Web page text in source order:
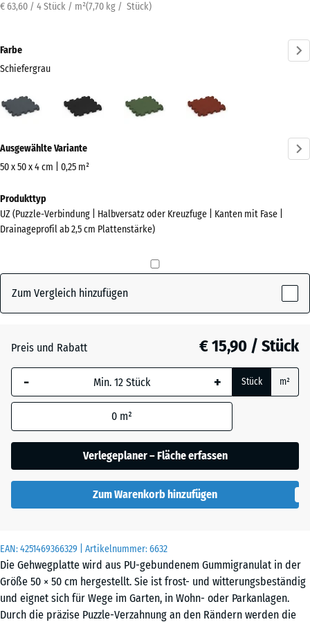
€ 63,60 / 4 Stück / m²(7,70 kg / Stück)
EAN:4251469366329 | Artikelnummer:6632
Die Gehwegplatte wird aus PU-gebundenem Gummigranulat in der
Größe 50 × 50 cm hergestellt. Sie ist frost- und witterungsbeständig
und eignet sich für Wege im Garten, in Wohn- oder Parkanlagen.
Durch die präzise Puzzle-Verzahnung an den Rändern werden die
Farbe
Schiefergrau
Schiefergrau
(active)
Informationen
zu
Farben?
Farbpalette
Schiefergrau(active)
+ € 0,50
Ausgewählte Variante
50 x 50 x 4 cm | 0,25 m²
Abmessungen
für
den
x
540
Die gewählte, blau
umrandete
Abmessung wird
Produktdaten nicht
anders angegeben)
für die
Bedarfsberechnung
x
50
x 4
cm
|
Produkttyp
UZ (Puzzle-Verbindung | Halbversatz oder Kreuzfuge | Kanten mit Fase |
Drainageprofil ab 2,5 cm Plattenstärke)
Zum Vergleich hinzufügen
Preis und Rabatt € 15,90 / Stück
- + Stück m²
0 m²
Verlegeplaner – Fläche erfassen
Zum Warenkorb hinzufügen